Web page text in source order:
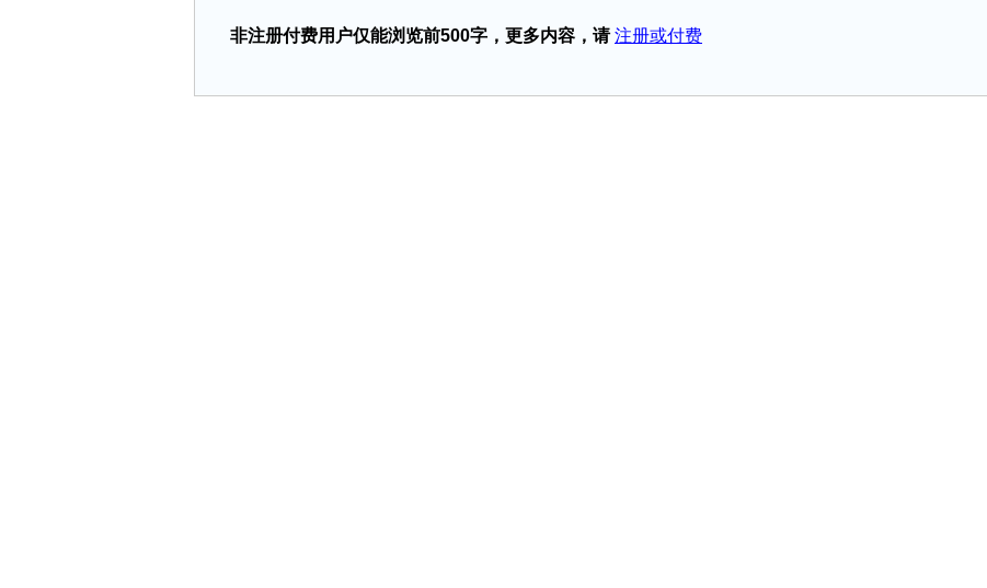
非注册付费用户仅能浏览前500字，更多内容，请 注册或付费